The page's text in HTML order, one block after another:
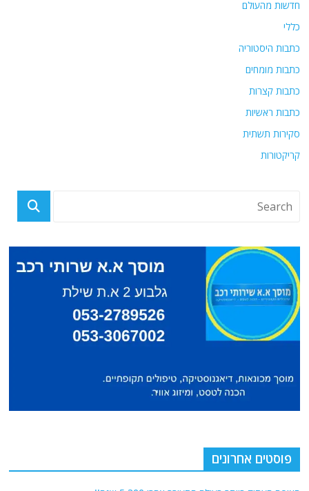
חדשות מהעולם
כללי
כתבות היסטוריה
כתבות מומחים
כתבות קצרות
כתבות ראשיות
סקירות תשתית
קריקטורות
פוסטים אחרונים